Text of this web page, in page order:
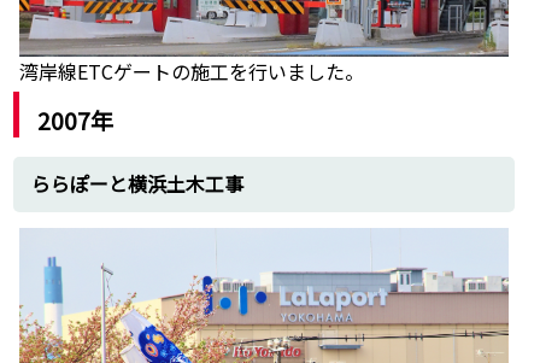
湾岸線ETCゲートの施工を行いました。
2007年
ららぽーと横浜土木工事